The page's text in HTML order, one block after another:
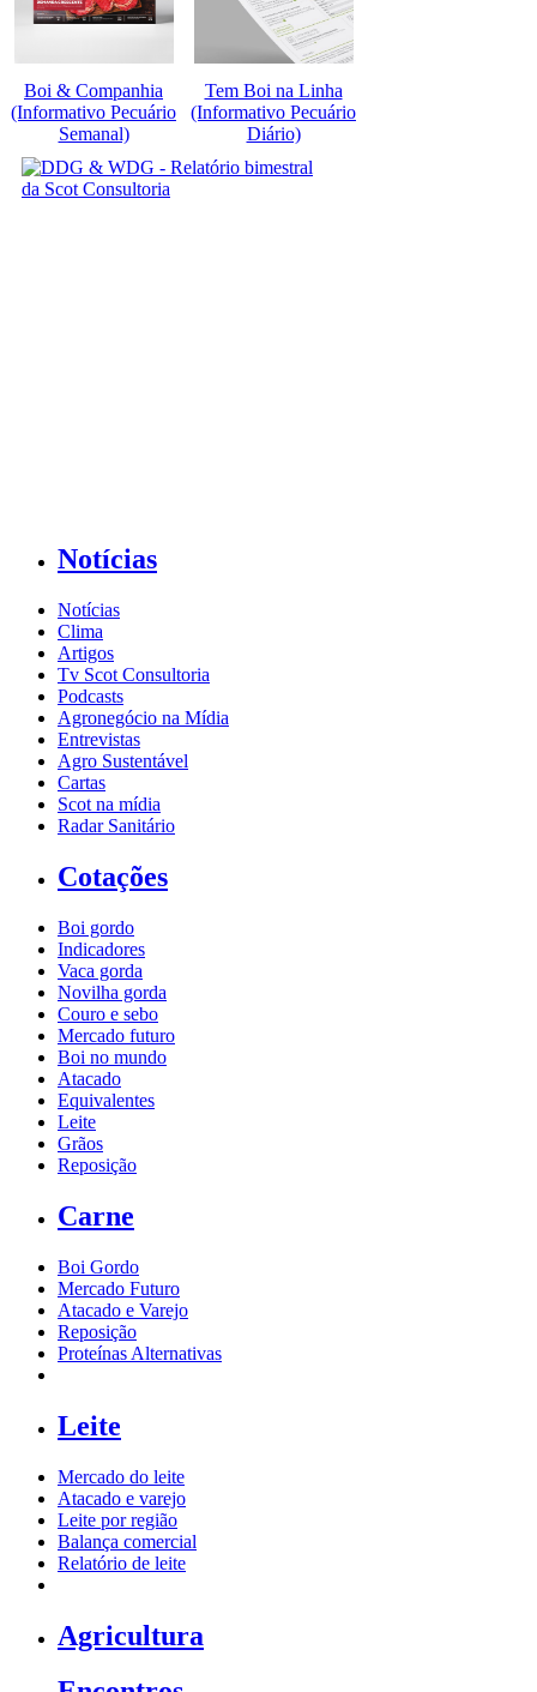
Boi & Companhia
(Informativo Pecuário
Semanal)
Tem Boi na Linha
(Informativo Pecuário
Diário)
Notícias
Notícias
Clima
Artigos
Tv Scot Consultoria
Podcasts
Agronegócio na Mídia
Entrevistas
Agro Sustentável
Cartas
Scot na mídia
Radar Sanitário
Cotações
Boi gordo
Indicadores
Vaca gorda
Novilha gorda
Couro e sebo
Mercado futuro
Boi no mundo
Atacado
Equivalentes
Leite
Grãos
Reposição
Carne
Boi Gordo
Mercado Futuro
Atacado e Varejo
Reposição
Proteínas Alternativas
Leite
Mercado do leite
Atacado e varejo
Leite por região
Balança comercial
Relatório de leite
Agricultura